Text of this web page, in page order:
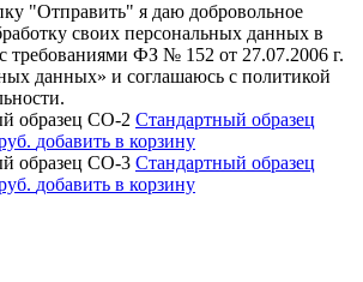
"Отправить" я даю добровольное
своих персональных данных в
требованиями ФЗ № 152 от 27.07.2006 г.
данных» и соглашаюсь с политикой
Стандартный образец
добавить в корзину
Стандартный образец
добавить в корзину